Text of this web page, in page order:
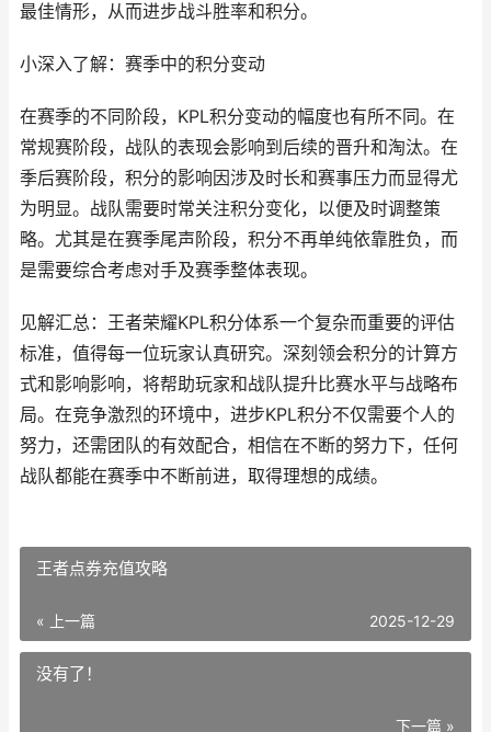
最佳情形，从而进步战斗胜率和积分。
小深入了解：赛季中的积分变动
在赛季的不同阶段，KPL积分变动的幅度也有所不同。在
常规赛阶段，战队的表现会影响到后续的晋升和淘汰。在
季后赛阶段，积分的影响因涉及时长和赛事压力而显得尤
为明显。战队需要时常关注积分变化，以便及时调整策
略。尤其是在赛季尾声阶段，积分不再单纯依靠胜负，而
是需要综合考虑对手及赛季整体表现。
见解汇总：王者荣耀KPL积分体系一个复杂而重要的评估
标准，值得每一位玩家认真研究。深刻领会积分的计算方
式和影响影响，将帮助玩家和战队提升比赛水平与战略布
局。在竞争激烈的环境中，进步KPL积分不仅需要个人的
努力，还需团队的有效配合，相信在不断的努力下，任何
战队都能在赛季中不断前进，取得理想的成绩。
王者点券充值攻略
« 上一篇 2025-12-29
没有了！
下一篇 »